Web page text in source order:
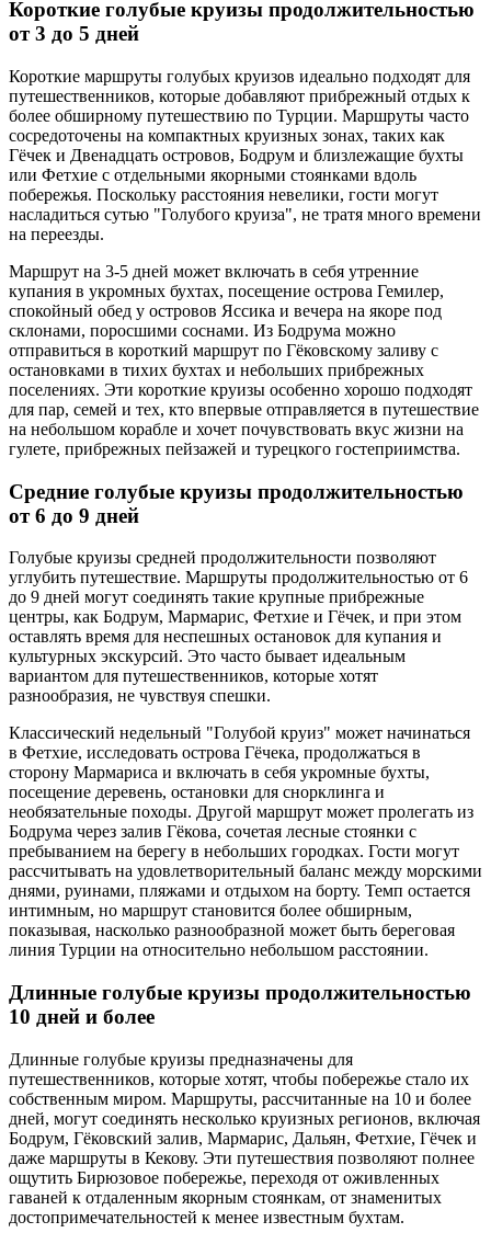
Короткие голубые круизы продолжительностью
от 3 до 5 дней
Короткие маршруты голубых круизов идеально подходят для
путешественников, которые добавляют прибрежный отдых к
более обширному путешествию по Турции. Маршруты часто
сосредоточены на компактных круизных зонах, таких как
Гёчек и Двенадцать островов, Бодрум и близлежащие бухты
или Фетхие с отдельными якорными стоянками вдоль
побережья. Поскольку расстояния невелики, гости могут
насладиться сутью "Голубого круиза", не тратя много времени
на переезды.
Маршрут на 3-5 дней может включать в себя утренние
купания в укромных бухтах, посещение острова Гемилер,
спокойный обед у островов Яссика и вечера на якоре под
склонами, поросшими соснами. Из Бодрума можно
отправиться в короткий маршрут по Гёковскому заливу с
остановками в тихих бухтах и небольших прибрежных
поселениях. Эти короткие круизы особенно хорошо подходят
для пар, семей и тех, кто впервые отправляется в путешествие
на небольшом корабле и хочет почувствовать вкус жизни на
гулете, прибрежных пейзажей и турецкого гостеприимства.
Средние голубые круизы продолжительностью
от 6 до 9 дней
Голубые круизы средней продолжительности позволяют
углубить путешествие. Маршруты продолжительностью от 6
до 9 дней могут соединять такие крупные прибрежные
центры, как Бодрум, Мармарис, Фетхие и Гёчек, и при этом
оставлять время для неспешных остановок для купания и
культурных экскурсий. Это часто бывает идеальным
вариантом для путешественников, которые хотят
разнообразия, не чувствуя спешки.
Классический недельный "Голубой круиз" может начинаться
в Фетхие, исследовать острова Гёчека, продолжаться в
сторону Мармариса и включать в себя укромные бухты,
посещение деревень, остановки для снорклинга и
необязательные походы. Другой маршрут может пролегать из
Бодрума через залив Гёкова, сочетая лесные стоянки с
пребыванием на берегу в небольших городках. Гости могут
рассчитывать на удовлетворительный баланс между морскими
днями, руинами, пляжами и отдыхом на борту. Темп остается
интимным, но маршрут становится более обширным,
показывая, насколько разнообразной может быть береговая
линия Турции на относительно небольшом расстоянии.
Длинные голубые круизы продолжительностью
10 дней и более
Длинные голубые круизы предназначены для
путешественников, которые хотят, чтобы побережье стало их
собственным миром. Маршруты, рассчитанные на 10 и более
дней, могут соединять несколько круизных регионов, включая
Бодрум, Гёковский залив, Мармарис, Дальян, Фетхие, Гёчек и
даже маршруты в Кекову. Эти путешествия позволяют полнее
ощутить Бирюзовое побережье, переходя от оживленных
гаваней к отдаленным якорным стоянкам, от знаменитых
достопримечательностей к менее известным бухтам.